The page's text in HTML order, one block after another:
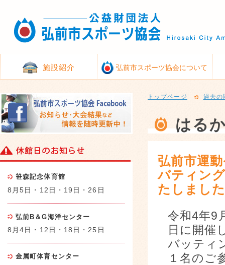
施設紹介 弘前市スポーツ協会について
トップページ 過去の
はる
弘前市運
バティン
たしまし
令和4年9
日に開催
バッティ
１名のご
笹森記念体育館
8月5日・12日・19日・26日
弘前B＆G海洋センター
8月4日・12日・18日・25日
金属町体育センター